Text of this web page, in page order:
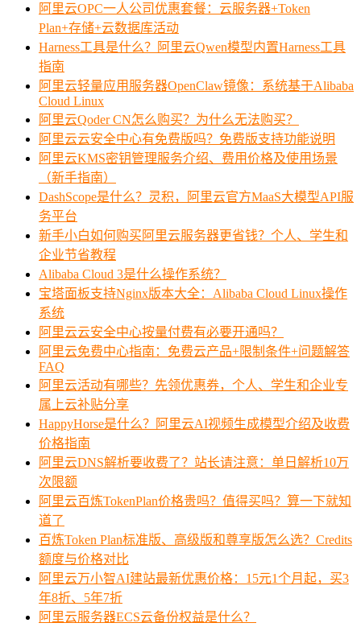
阿里云OPC一人公司优惠套餐：云服务器+Token
Plan+存储+云数据库活动
Harness工具是什么？阿里云Qwen模型内置Harness工具
指南
阿里云轻量应用服务器OpenClaw镜像：系统基于Alibaba
Cloud Linux
阿里云Qoder CN怎么购买？为什么无法购买？
阿里云云安全中心有免费版吗？免费版支持功能说明
阿里云KMS密钥管理服务介绍、费用价格及使用场景
（新手指南）
DashScope是什么？灵积，阿里云官方MaaS大模型API服
务平台
新手小白如何购买阿里云服务器更省钱？个人、学生和
企业节省教程
Alibaba Cloud 3是什么操作系统？
宝塔面板支持Nginx版本大全：Alibaba Cloud Linux操作
系统
阿里云云安全中心按量付费有必要开通吗？
阿里云免费中心指南：免费云产品+限制条件+问题解答
FAQ
阿里云活动有哪些？先领优惠券，个人、学生和企业专
属上云补贴分享
HappyHorse是什么？阿里云AI视频生成模型介绍及收费
价格指南
阿里云DNS解析要收费了？站长请注意：单日解析10万
次限额
阿里云百炼TokenPlan价格贵吗？值得买吗？算一下就知
道了
百炼Token Plan标准版、高级版和尊享版怎么选？Credits
额度与价格对比
阿里云万小智AI建站最新优惠价格：15元1个月起，买3
年8折、5年7折
阿里云服务器ECS云备份权益是什么？